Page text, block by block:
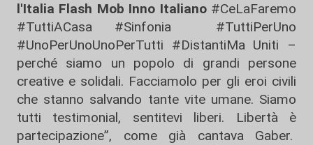
l'Italia Flash Mob Inno Italiano#CeLaFaremo
#TuttiACasa #Sinfonia #TuttiPerUno
#UnoPerUnoUnoPerTutti #DistantiMa Uniti –
perché siamo un popolo di grandi persone
creative e solidali. Facciamolo per gli eroi civili
che stanno salvando tante vite umane. Siamo
tutti testimonial, sentitevi liberi. Libertà è
partecipazione”, come già cantava Gaber.